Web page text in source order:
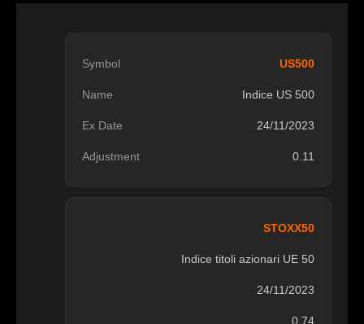
US500
Indice US 500
24/11/2023
0.11
STOXX50
Indice titoli azionari UE 50
24/11/2023
0.74